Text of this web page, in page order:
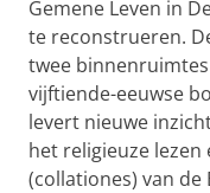
Gemene Leven in
te reconstrueren.
twee
vijftiende-eeuwse
levert nieuwe
het religieuze
(collationes) van de